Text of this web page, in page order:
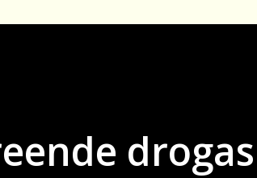
drogas